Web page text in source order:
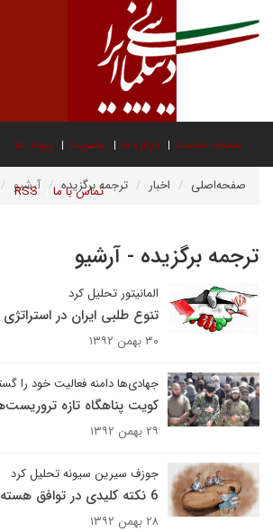
صفحه نخست درباره ما عضویت پیوند ها
تماس با ما RSS صفحه‌اصلی اخبار ترجمه برگزیده آرشیو
ترجمه برگزیده - آرشیو
المانیتور تحلیل کرد
تنوع طلبی ایران در
۳۰ بهمن ۱۳۹۲
جهادی‌ها دامنه فعالیت خود را
کویت پناهگاه تازه
۲۹ بهمن ۱۳۹۲
جوزف سیرین سیونه تحلیل کرد
6 نکته کلیدی در توافق هسته ای نهایی
۲۸ بهمن ۱۳۹۲